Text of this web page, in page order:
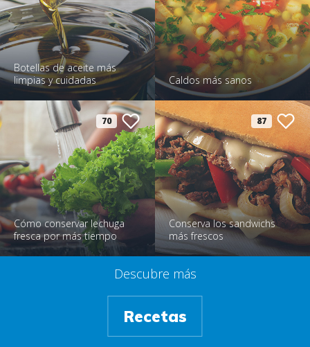
Botellas de aceite más
limpias y cuidadas
Caldos más sanos
70
Cómo conservar lechuga
fresca por más tiempo
87
Conserva los sandwichs
más frescos
Descubre más
Recetas